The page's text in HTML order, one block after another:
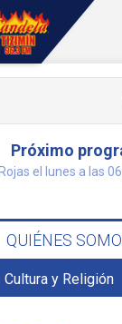
Próximo
el lunes a las
QUIÉNES
Cultura y Religión